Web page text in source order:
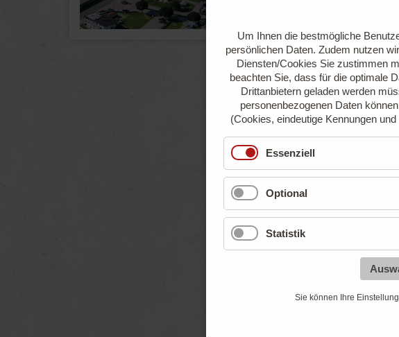
Für jeden
Um Ihnen die bestmögliche
persönlichen Daten. Zudem nutzen
Diensten/Cookies Sie zustimmen
beachten Sie, dass für die optimale
Drittanbietern geladen werden
personenbezogenen Daten
(Cookies, eindeutige Kennungen
Essenziell
Optional
Statistik
Sie können Ihre